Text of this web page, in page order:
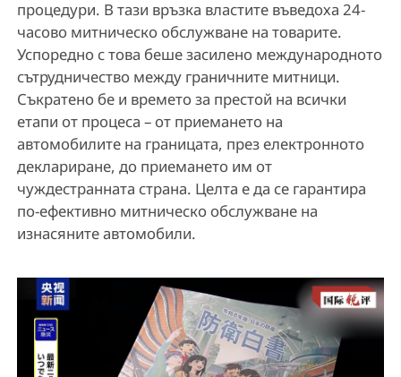
процедури. В тази връзка властите въведоха 24-
часово митническо обслужване на товарите.
Успоредно с това беше засилено международното
сътрудничество между граничните митници.
Съкратено бе и времето за престой на всички
етапи от процеса – от приемането на
автомобилите на границата, през електронното
деклариране, до приемането им от
чуждестранната страна. Целта е да се гарантира
по-ефективно митническо обслужване на
изнасяните автомобили.